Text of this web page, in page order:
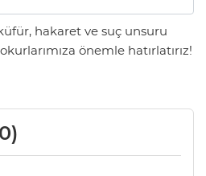
hakaret ve suç unsuru
önemle hatırlatırız!
0)